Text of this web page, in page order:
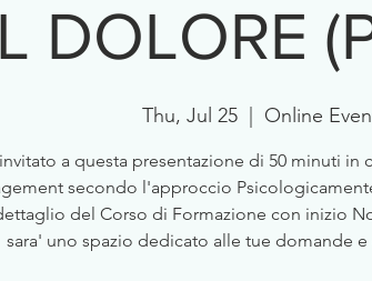
DOLORE
Thu, Jul 25
  |
Online
a questa presentazione di 50 minuti in
secondo l'approccio
del Corso di Formazione con inizio
sara' uno spazio dedicato alle tue domande